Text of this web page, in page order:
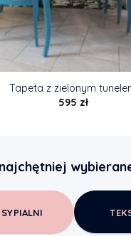
Tapeta z zielonym
595 zł